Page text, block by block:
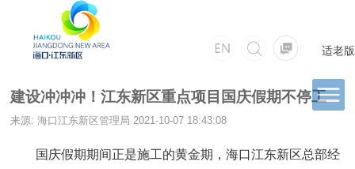
适老版
建设冲冲冲！江东新区重点项目国庆假期不停工
来源: 海口江东新区管理局 2021-10-07 18:43:08
国庆假期期间正是施工的黄金期，海口江东新区总部经